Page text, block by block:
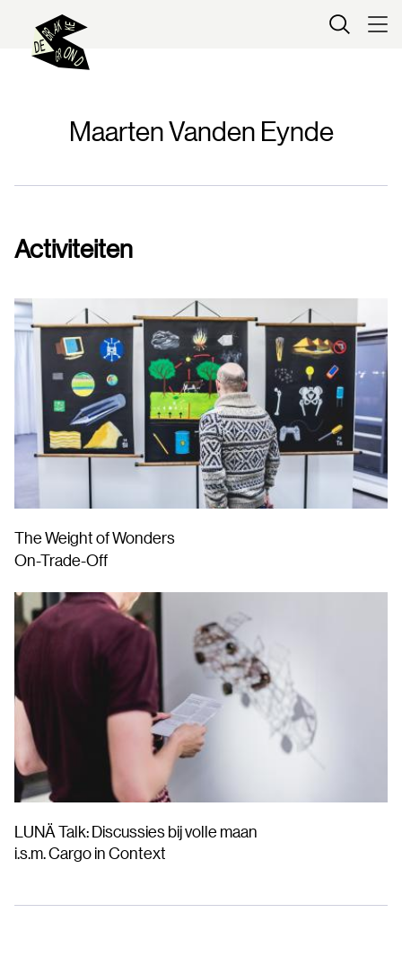
Maarten Vanden Eynde
Activiteiten
The Weight of Wonders
On-Trade-Off
LUNÄ Talk: Discussies bij volle maan
i.s.m. Cargo in Context